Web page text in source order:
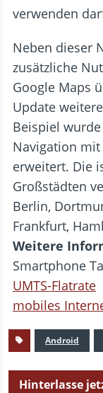
verwenden
Neben dieser
zusätzliche
Google Maps
Update
Beispiel
Navigation
erweitert. Die
Großstädten
Berlin,
Frankfurt,
Weitere
Smartphone
UMTS-Flatrate
mobiles
Android
Hinterlasse